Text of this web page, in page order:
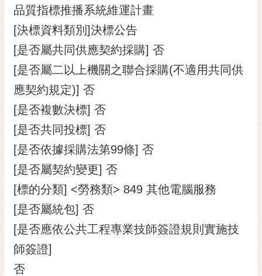
報
市
民
信
箱
English
日
本
語
隱
私
權
及
安
全
政
策
品質指標推播系統維運計畫
[決標資料類別]決標公告
[是否屬共同供應契約採購] 否
[是否屬二以上機關之聯合採購(不適用共同供
應契約規定)] 否
[是否複數決標] 否
[是否共同投標] 否
[是否依據採購法第99條] 否
[是否屬契約變更] 否
[標的分類] <勞務類> 849 其他電腦服務
[是否屬統包] 否
[是否應依公共工程專業技師簽證規則實施技
師簽證]
否